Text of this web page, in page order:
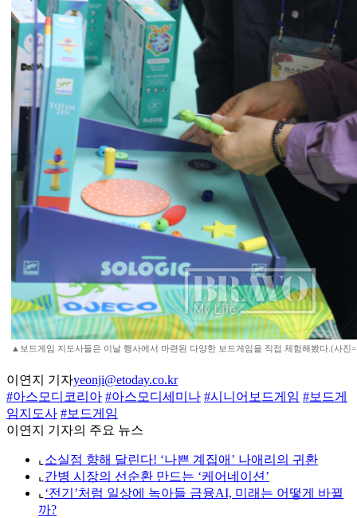
▲보드게임 지도사들은 이날 행사에서 마련된 다양한 보드게임을 직접 체험해봤다.(사진
이연지 기자yeonji@etoday.co.kr
#아스모디코리아 #아스모디세미나 #시니어보드게임 #보드게
임지도사 #보드게임
이연지 기자의 주요 뉴스
⌞ 소실점 향해 달린다! ‘나쁜 계집애’ 나애리의 귀환
⌞ 간병 시장의 선순환 만드는 ‘케어네이션’
⌞ ‘전기’처럼 일상에 녹아들 금융AI, 미래는 어떻게 바뀔
까?